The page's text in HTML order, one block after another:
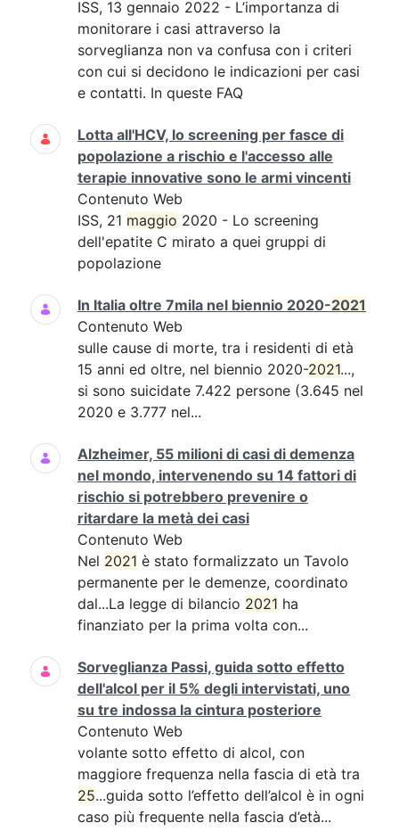
ISS, 13 gennaio 2022 - L’importanza di
monitorare i casi attraverso la
sorveglianza non va confusa con i criteri
con cui si decidono le indicazioni per casi
e contatti. In queste FAQ
Lotta all'HCV, lo screening per fasce di
popolazione a rischio e l'accesso alle
terapie innovative sono le armi vincenti
Contenuto Web
ISS, 21 maggio 2020 - Lo screening
dell'epatite C mirato a quei gruppi di
popolazione
In Italia oltre 7mila nel biennio 2020-2021
Contenuto Web
sulle cause di morte, tra i residenti di età
15 anni ed oltre, nel biennio 2020-2021...,
si sono suicidate 7.422 persone (3.645 nel
2020 e 3.777 nel...
Alzheimer, 55 milioni di casi di demenza
nel mondo, intervenendo su 14 fattori di
rischio si potrebbero prevenire o
ritardare la metà dei casi
Contenuto Web
Nel 2021 è stato formalizzato un Tavolo
permanente per le demenze, coordinato
dal...La legge di bilancio 2021 ha
finanziato per la prima volta con...
Sorveglianza Passi, guida sotto effetto
dell'alcol per il 5% degli intervistati, uno
su tre indossa la cintura posteriore
Contenuto Web
volante sotto effetto di alcol, con
maggiore frequenza nella fascia di età tra
25...guida sotto l’effetto dell’alcol è in ogni
caso più frequente nella fascia d’età...